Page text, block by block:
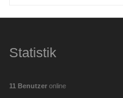
Statistik
11 Benutzer online